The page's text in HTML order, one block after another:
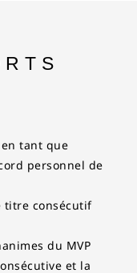
tant que
personnel de
titre consécutif
du MVP
et la